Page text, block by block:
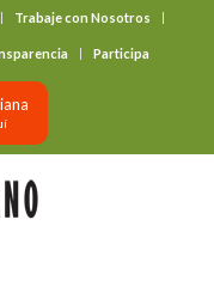
Trabaje con Nosotros
Participa